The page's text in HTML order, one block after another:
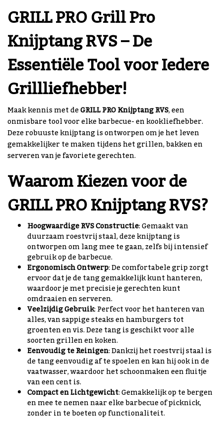
GRILL PRO Grill Pro
Knijptang RVS – De
Essentiële Tool voor Iedere
Grillliefhebber!
Maak kennis met deGRILL PRO Knijptang RVS, een
onmisbare tool voor elke barbecue- en kookliefhebber.
Deze robuuste knijptang is ontworpen om je het leven
gemakkelijker te maken tijdens het grillen, bakken en
serveren van je favoriete gerechten.
Waarom Kiezen voor de
GRILL PRO Knijptang RVS?
Hoogwaardige RVS Constructie: Gemaakt van
duurzaam roestvrij staal, deze knijptang is
ontworpen om lang mee te gaan, zelfs bij intensief
gebruik op de barbecue.
Ergonomisch Ontwerp: De comfortabele grip zorgt
ervoor dat je de tang gemakkelijk kunt hanteren,
waardoor je met precisie je gerechten kunt
omdraaien en serveren.
Veelzijdig Gebruik: Perfect voor het hanteren van
alles, van sappige steaks en hamburgers tot
groenten en vis. Deze tang is geschikt voor alle
soorten grillen en koken.
Eenvoudig te Reinigen: Dankzij het roestvrij staal is
de tang eenvoudig af te spoelen en kan hij ook in de
vaatwasser, waardoor het schoonmaken een fluitje
van een cent is.
Compact en Lichtgewicht: Gemakkelijk op te bergen
en mee te nemen naar elke barbecue of picknick,
zonder in te boeten op functionaliteit.